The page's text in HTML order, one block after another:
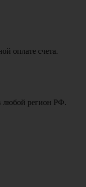
оплате счета.
любой регион РФ.